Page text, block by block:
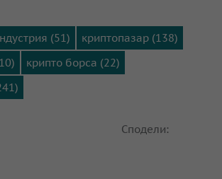
(51)
криптопазар (138)
крипто борса (22)
Сподели: